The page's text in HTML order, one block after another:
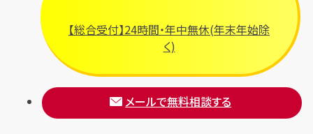
【総合受付】24時間・年中無休(年末年始除
く)
メールで無料相談する